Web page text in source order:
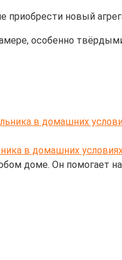
новый
особенно
в домашних
доме. Он помогает